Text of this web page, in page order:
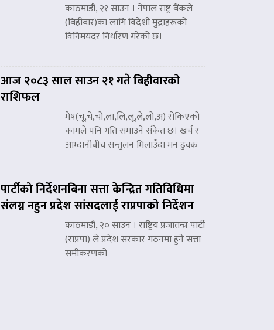
काठमाडौं, २१ साउन । नेपाल राष्ट्र बैंकले
(बिहीबार)का लागि विदेशी मुद्राहरूको
विनिमयदर निर्धारण गरेको छ।
आज २०८३ साल साउन २१ गते बिहीवारको
राशिफल
मेष(चू,चे,चो,ला,लि,लू,ले,लो,अ) रोकिएको
कामले पनि गति समाउने संकेत छ। खर्च र
आम्दानीबीच सन्तुलन मिलाउँदा मन ढुक्क
पार्टीको निर्देशनबिना सत्ता केन्द्रित गतिविधिमा
संलग्न नहुन प्रदेश सांसदलाई राप्रपाको निर्देशन
काठमाडौं, २० साउन । राष्ट्रिय प्रजातन्त्र पार्टी
(राप्रपा) ले प्रदेश सरकार गठनमा हुने सत्ता
समीकरणको